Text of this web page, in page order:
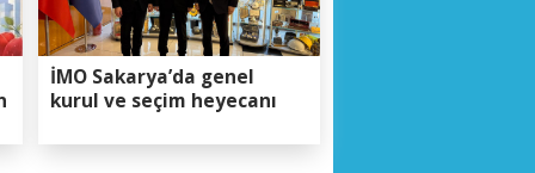
İMO Sakarya’da genel
kurul ve seçim heyecanı